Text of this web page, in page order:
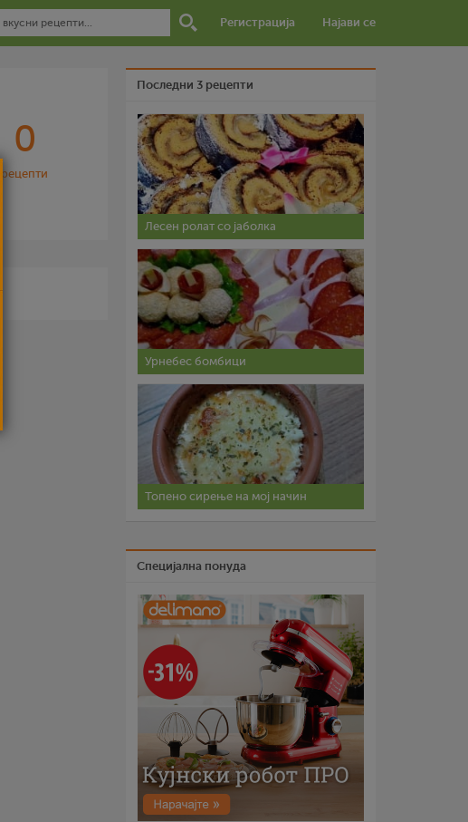
Регистрација Најави се
0
рецепти
Последни 3 рецепти
Лесен ролат со јаболка
Урнебес бомбици
Топено сирење на мој начин
Специјална понуда